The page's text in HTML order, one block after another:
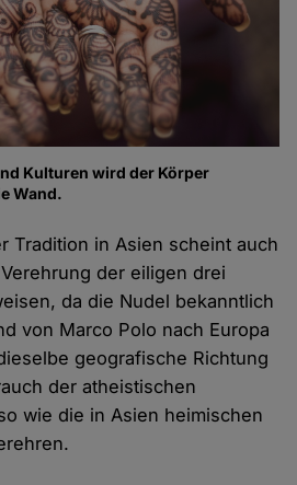
Kulturen wird der Körper
Wand.
Tradition in Asien scheint auch
der eiligen drei
da die Nudel bekanntlich
von Marco Polo nach Europa
geografische Richtung
der atheistischen
wie die in Asien heimischen